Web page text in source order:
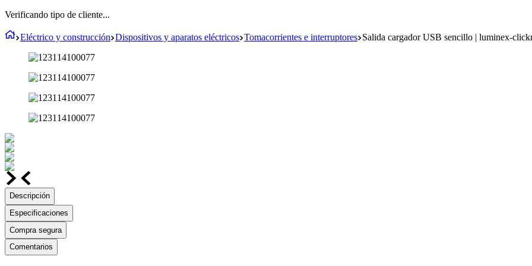
Verificando tipo de cliente...
Eléctrico y construcción Dispositivos y aparatos eléctricos Tomacorrientes e interruptores Salida cargador USB sencillo | luminex-
Descripción
Especificaciones
Compra segura
Comentarios